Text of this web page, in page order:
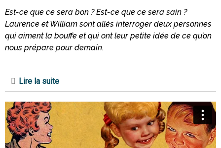
Est-ce que ce sera bon ? Est-ce que ce sera sain ?
Laurence et William sont allés interroger deux personnes
qui aiment la bouffe et qui ont leur petite idée de ce qu’on
nous prépare pour demain.
Lire la suite